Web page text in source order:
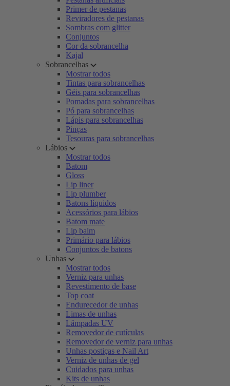
Primer de pestanas
Reviradores de pestanas
Sombras com glitter
Conjuntos
Cor da sobrancelha
Kajal
Sobrancelhas
Mostrar todos
Tintas para sobrancelhas
Géis para sobrancelhas
Pomadas para sobrancelhas
Pó para sobrancelhas
Lápis para sobrancelhas
Pinças
Tesouras para sobrancelhas
Lábios
Mostrar todos
Batom
Gloss
Lip liner
Lip plumber
Batons líquidos
Acessórios para lábios
Batom mate
Lip balm
Primário para lábios
Conjuntos de batons
Unhas
Mostrar todos
Verniz para unhas
Revestimento de base
Top coat
Endurecedor de unhas
Limas de unhas
Lâmpadas UV
Removedor de cutículas
Removedor de verniz para unhas
Unhas postiças e Nail Art
Verniz de unhas de gel
Cuidados para unhas
Kits de unhas